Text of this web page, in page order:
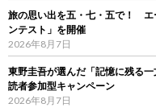
旅の思い出を五・七・五で！ エ
ンテスト」を開催
2026年8月7日
東野圭吾が選んだ「記憶に残る
読者参加型キャンペーン
2026年8月7日